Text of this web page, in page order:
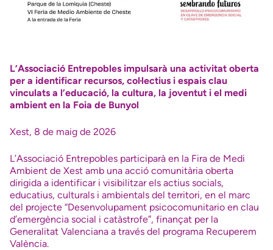
L’Associació Entrepobles impulsarà una activitat oberta
per a identificar recursos, col·lectius i espais clau
vinculats a l’educació, la cultura, la joventut i el medi
ambient en la Foia de Bunyol
Xest, 8 de maig de 2026
L’Associació Entrepobles participarà en la Fira de Medi
Ambient de Xest amb una acció comunitària oberta
dirigida a identificar i visibilitzar els actius socials,
educatius, culturals i ambientals del territori, en el marc
del projecte “Desenvolupament psicocomunitario en clau
d’emergència social i catàstrofe”, finançat per la
Generalitat Valenciana a través del programa Recuperem
València.